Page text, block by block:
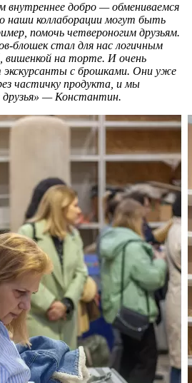
внутреннее добро — обмениваемся
наши коллаборации могут быть
помочь четвероногим друзьям.
блошек стал для нас логичным
вишенкой на торте. И очень
экскурсанты с брошками. Они уже
частичку продукта, и мы
друзья» — Константин.